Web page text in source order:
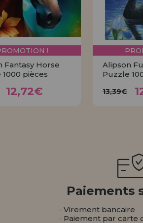
!
Fantasy Horse
pièces
12,72€
Alipson
Puzzle
13,39€
Paiements
· Virement bancaire
· Paiement par carte